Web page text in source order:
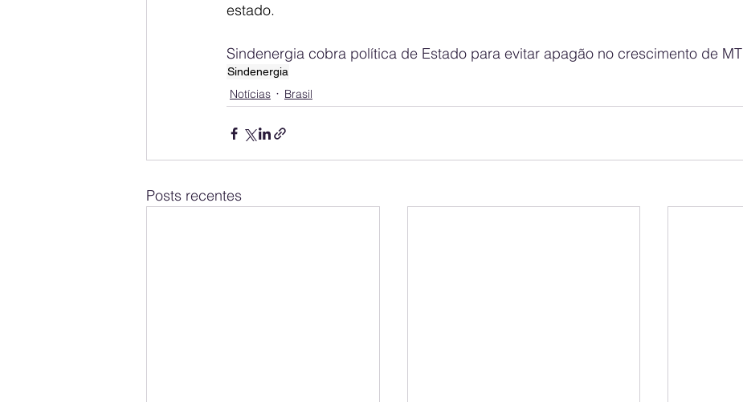
estado.
Sindenergia cobra política de Estado para evitar apagão no crescimento de MT
Sindenergia
Notícias Brasil
Posts recentes